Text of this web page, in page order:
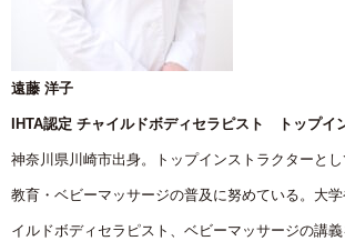
遠藤 洋子
IHTA認定 チャイルドボディセラピスト トップイ
神奈川県川崎市出身。トップインストラクターと
教育・ベビーマッサージの普及に努めている。大
イルドボディセラピスト、ベビーマッサージの講